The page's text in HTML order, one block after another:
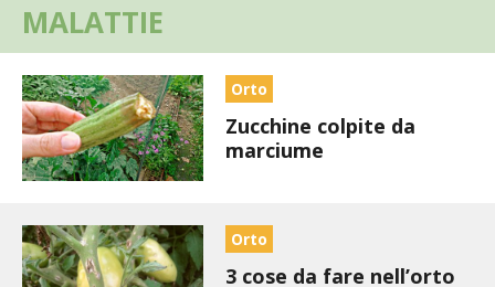
VERONESI
RIMANI A CONTATTO CON LA NATURA
CRESCERE INSIEME
ARCHMAN
VITA IN CAMPAGNA LA FIERA
MALATTIE
Orto
Zucchine colpite da
marciume
Orto
3 cose da fare nell’orto